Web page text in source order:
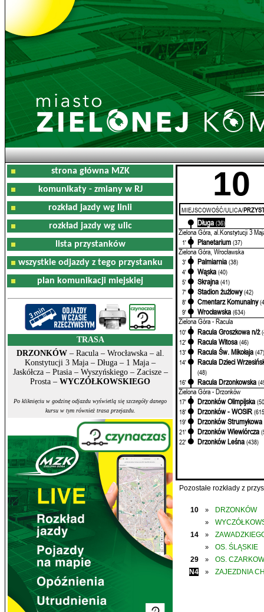
strona główna MZK
komunikaty - zmiany w RJ
rozkład jazdy wg linii
rozkład jazdy wg ulic
lista przystanków
wszystkie odjazdy z tego przystanku
plan komunikacji miejskiej
TRASA
DRZONKÓW– Racula – Wrocławska – al.
Konstytucji 3 Maja – Długa – 1 Maja –
Jaskółcza – Ptasia – Wyszyńskiego – Zacisze –
Prosta – WYCZÓŁKOWSKIEGO
Po kliknięciu w godzinę odjazdu wyświetlą się szczegóły danego
kursu w tym również trasa przejazdu.
10
MIEJSCOWOŚĆ/ULICA/
Długa (36)
Zielona Góra, al.Konstytucji 3
1' Planetarium (37)
Zielona Góra, Wrocławska
3' Palmiarnia (38)
4'
Wąska (40)
5'
Skrajna (41)
7'
Stadion żużlowy (42)
8'
Cmentarz Komunalny
9'
Wrocławska (634)
Zielona Góra - Racula
10' Racula Groszkowa n/ż
12'
Racula Witosa (46)
13'
Racula Św. Mikołaja
14'
Racula Dzieci
(48)
16'
Racula Drzonkowska
Zielona Góra - Drzonków
17' Drzonków Olimpijska
18'
Drzonków - WOSiR
19'
Drzonków Strumykowa
21' Drzonków Wiewiórcza
22'
Drzonków Leśna (438)
Pozostałe rozkłady z
10 » DRZONKÓW
»
14
»
»
OS. ŚLĄSKIE
29
»
OS.
N4
» ZAJEZDNIA